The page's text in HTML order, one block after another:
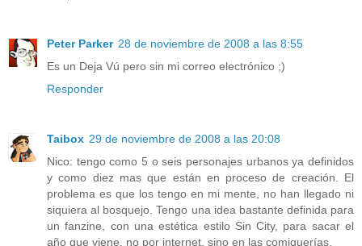
Peter Parker 28 de noviembre de 2008 a las 8:55
Es un Deja Vú pero sin mi correo electrónico ;)
Responder
Taibox 29 de noviembre de 2008 a las 20:08
Nico: tengo como 5 o seis personajes urbanos ya definidos
y como diez mas que están en proceso de creación. El
problema es que los tengo en mi mente, no han llegado ni
siquiera al bosquejo. Tengo una idea bastante definida para
un fanzine, con una estética estilo Sin City, para sacar el
año que viene, no por internet, sino en las comiquerías.